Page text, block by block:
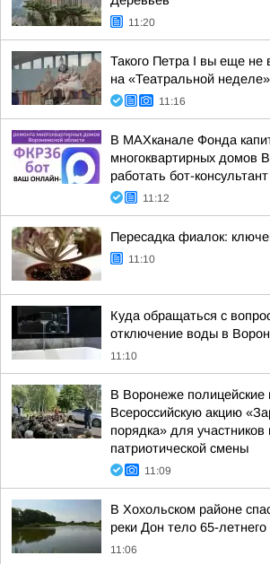
11:20
Такого Петра I вы еще не
на «Театральной
11:16
В МАХканале Фонда
многоквартирных домов
работать бот-консультант
11:12
Пересадка фиалок:
11:10
Куда обращаться с
отключение воды в
11:10
В Воронеже полицейские
Всероссийскую акцию
порядка» для участников
патриотической смены
11:09
В Хохольском районе
реки Дон тело 65-
11:06